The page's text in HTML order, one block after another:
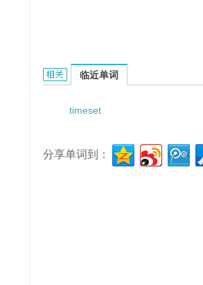
Times Square in New York的相关资
临近单词
timeset
分享单词到：